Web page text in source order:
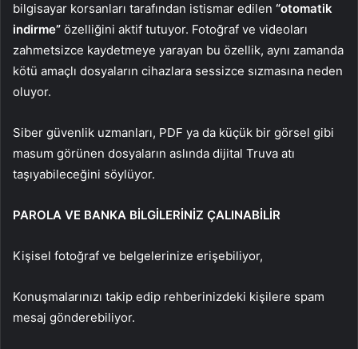
bilgisayar korsanları tarafından istismar edilen “otomatik
indirme” özelliğini aktif tutuyor. Fotoğraf ve videoları
zahmetsizce kaydetmeye yarayan bu özellik, aynı zamanda
kötü amaçlı dosyaların cihazlara sessizce sızmasına neden
oluyor.
Siber güvenlik uzmanları, PDF ya da küçük bir görsel gibi
masum görünen dosyaların aslında dijital Truva atı
taşıyabileceğini söylüyor.
PAROLA VE BANKA BİLGİLERİNİZ ÇALINABİLİR
Kişisel fotoğraf ve belgelerinize erişebiliyor,
Konuşmalarınızı takip edip rehberinizdeki kişilere spam
mesaj gönderebiliyor.